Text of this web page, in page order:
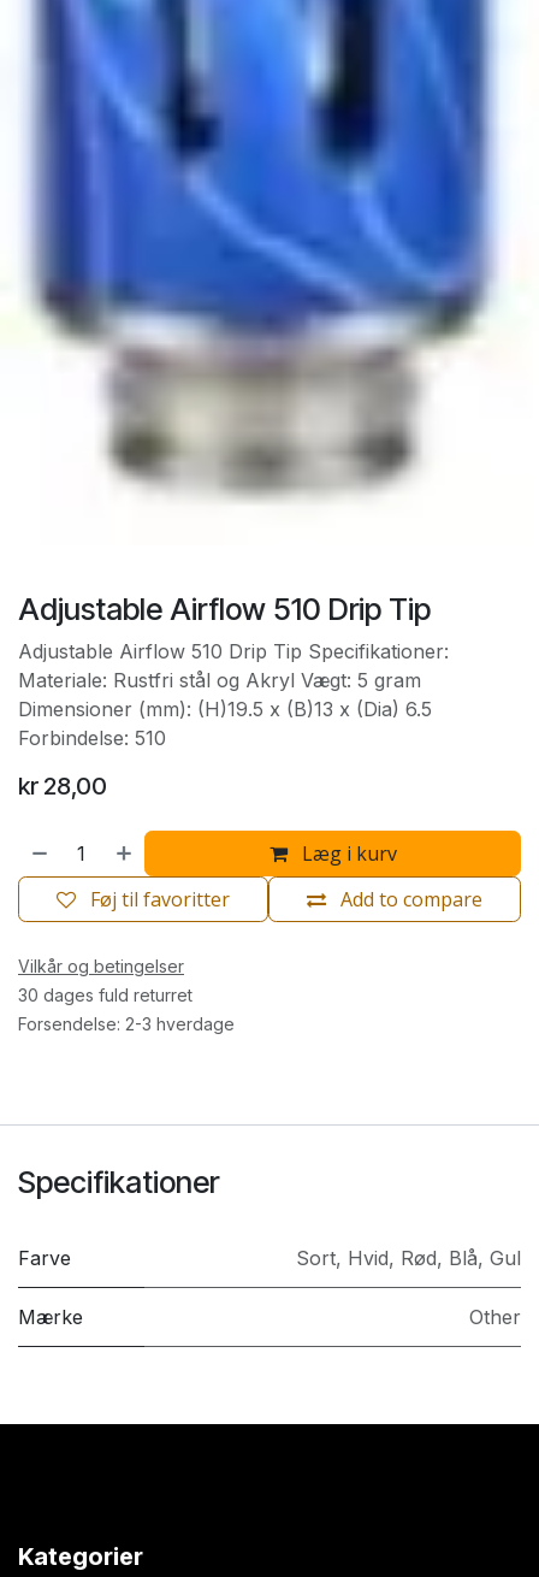
Adjustable Airflow 510 Drip Tip
Adjustable Airflow 510 Drip Tip Specifikationer:
Materiale: Rustfri stål og Akryl Vægt: 5 gram
Dimensioner (mm): (H)19.5 x (B)13 x (Dia) 6.5
Forbindelse: 510
kr 28,00
Læg i kurv
Add to compare
Føj til favoritter
Vilkår og betingelser
30 dages fuld returret
Forsendelse: 2-3 hverdage
Specifikationer
Farve Sort, Hvid, Rød, Blå, Gul
Mærke Other
Kategorier